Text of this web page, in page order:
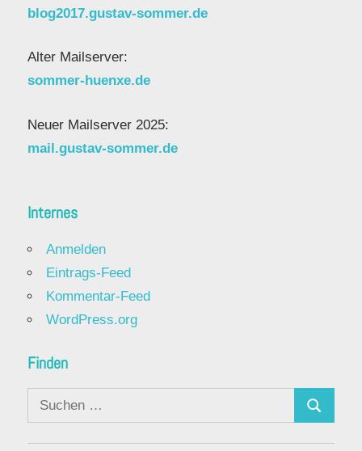
blog2017.gustav-sommer.de
Alter Mailserver:
sommer-huenxe.de
Neuer Mailserver 2025:
mail.gustav-sommer.de
Internes
Anmelden
Eintrags-Feed
Kommentar-Feed
WordPress.org
Finden
Suchen
nach:
Suchen